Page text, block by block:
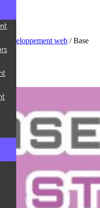
développement web /Base